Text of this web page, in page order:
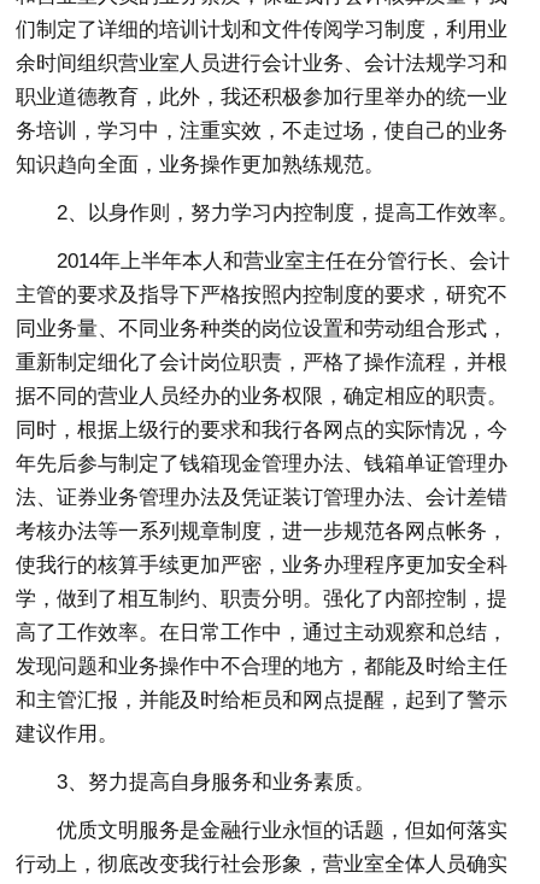
们制定了详细的培训计划和文件传阅学习制度，利用业
余时间组织营业室人员进行会计业务、会计法规学习和
职业道德教育，此外，我还积极参加行里举办的统一业
务培训，学习中，注重实效，不走过场，使自己的业务
知识趋向全面，业务操作更加熟练规范。
2、以身作则，努力学习内控制度，提高工作效率。
2014年上半年本人和营业室主任在分管行长、会计
主管的要求及指导下严格按照内控制度的要求，研究不
同业务量、不同业务种类的岗位设置和劳动组合形式，
重新制定细化了会计岗位职责，严格了操作流程，并根
据不同的营业人员经办的业务权限，确定相应的职责。
同时，根据上级行的要求和我行各网点的实际情况，今
年先后参与制定了钱箱现金管理办法、钱箱单证管理办
法、证券业务管理办法及凭证装订管理办法、会计差错
考核办法等一系列规章制度，进一步规范各网点帐务，
使我行的核算手续更加严密，业务办理程序更加安全科
学，做到了相互制约、职责分明。强化了内部控制，提
高了工作效率。在日常工作中，通过主动观察和总结，
发现问题和业务操作中不合理的地方，都能及时给主任
和主管汇报，并能及时给柜员和网点提醒，起到了警示
建议作用。
3、努力提高自身服务和业务素质。
优质文明服务是金融行业永恒的话题，但如何落实
行动上，彻底改变我行社会形象，营业室全体人员确实